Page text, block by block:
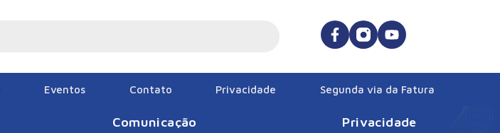
Eventos Contato Privacidade Segunda via da Fatura
Comunicação Privacidade